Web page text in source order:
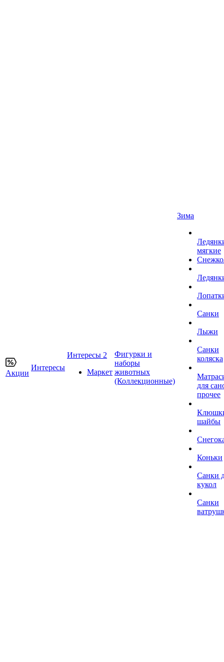
Акции
Интересы
Интересы 2
Маркет
Фигурки и
наборы
животных
(Коллекционные)
Зима
мягкие
Санки
Лыжи
Санки
коляска
для
прочее
шайбы
Коньки
Санки
кукол
Санки